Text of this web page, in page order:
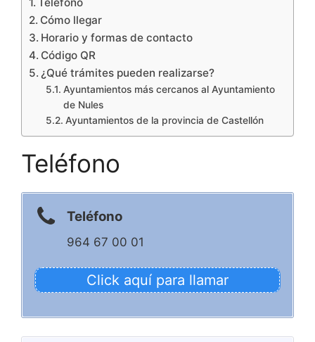
Cómo llegar
Horario y formas de contacto
Código QR
¿Qué trámites pueden realizarse?
Ayuntamientos más cercanos al Ayuntamiento
de Nules
Ayuntamientos de la provincia de Castellón
Teléfono
Teléfono
964 67 00 01
Click aquí para llamar